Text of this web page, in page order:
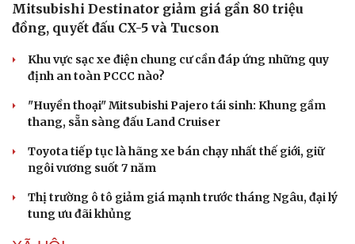
Mitsubishi Destinator giảm giá gần 80 triệu
đồng, quyết đấu CX-5 và Tucson
Khu vực sạc xe điện chung cư cần đáp ứng những quy
định an toàn PCCC nào?
"Huyền thoại" Mitsubishi Pajero tái sinh: Khung gầm
thang, sẵn sàng đấu Land Cruiser
Toyota tiếp tục là hãng xe bán chạy nhất thế giới, giữ
ngôi vương suốt 7 năm
Thị trường ô tô giảm giá mạnh trước tháng Ngâu, đại lý
tung ưu đãi khủng